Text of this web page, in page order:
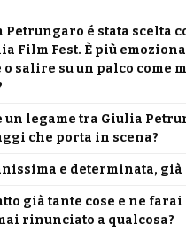
Petrungaro é stata scelta
Film Fest. È più
o salire su un palco come
un legame tra Giulia
che porta in scena?
e determinata, già
già tante cose e ne
rinunciato a qualcosa?